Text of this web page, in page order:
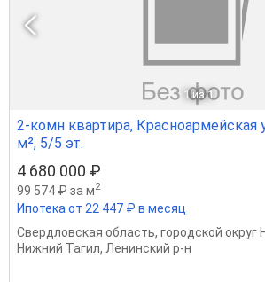
1 из 1
2-комн квартира, Красноармейская
м², 5/5 эт.
4 680 000 ₽
99 574 ₽ за м2
Ипотека от 22 447 ₽ в месяц
Свердловская область, городской округ
Нижний Тагил, Ленинский р-н